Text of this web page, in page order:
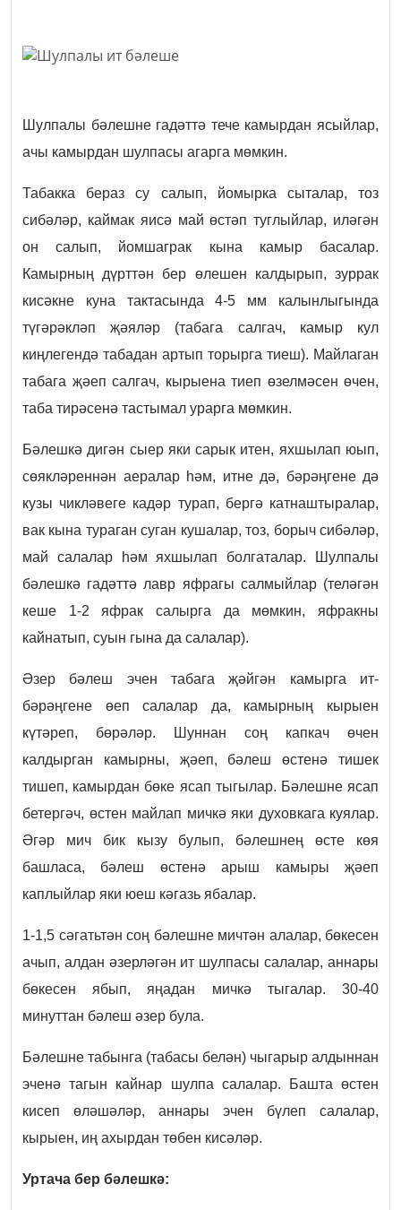
Шулпалы бәлешне гадәттә тече камырдан ясыйлар,
ачы камырдан шулпасы агарга мөмкин.
Табакка бераз су салып, йомырка сыталар, тоз
сибәләр, каймак яисә май өстәп туглыйлар, иләгән
он салып, йомшаграк кына камыр басалар.
Камырның дүрттән бер өлешен калдырып, зуррак
кисәкне куна тактасында 4-5 мм калынлыгында
түгәрәкләп җәяләр (табага салгач, камыр кул
киңлегендә табадан артып торырга тиеш). Майлаган
табага җәеп салгач, кырыена тиеп өзелмәсен өчен,
таба тирәсенә тастымал урарга мөмкин.
Бәлешкә дигән сыер яки сарык итен, яхшылап юып,
сөякләреннән аералар һәм, итне дә, бәрәңгене дә
кузы чикләвеге кадәр турап, бергә катнаштыралар,
вак кына тураган суган кушалар, тоз, борыч сибәләр,
май салалар һәм яхшылап болгаталар. Шулпалы
бәлешкә гадәттә лавр яфрагы салмыйлар (теләгән
кеше 1-2 яфрак салырга да мөмкин, яфракны
кайнатып, суын гына да салалар).
Әзер бәлеш эчен табага җәйгән камырга ит-
бәрәңгене өеп салалар да, камырның кырыен
күтәреп, бөрәләр. Шуннан соң капкач өчен
калдырган камырны, җәеп, бәлеш өстенә тишек
тишеп, камырдан бөке ясап тыгылар. Бәлешне ясап
бетергәч, өстен майлап мичкә яки духовкага куялар.
Әгәр мич бик кызу булып, бәлешнең өсте көя
башласа, бәлеш өстенә арыш камыры җәеп
каплыйлар яки юеш кәгазь ябалар.
1-1,5 сәгатьтән соң бәлешне мичтән алалар, бөкесен
ачып, алдан әзерләгән ит шулпасы салалар, аннары
бөкесен ябып, яңадан мичкә тыгалар. 30-40
минуттан бәлеш әзер була.
Бәлешне табынга (табасы белән) чыгарыр алдыннан
эченә тагын кайнар шулпа салалар. Башта өстен
кисеп өләшәләр, аннары эчен бүлеп салалар,
кырыен, иң ахырдан төбен кисәләр.
Уртача бер бәлешкә: